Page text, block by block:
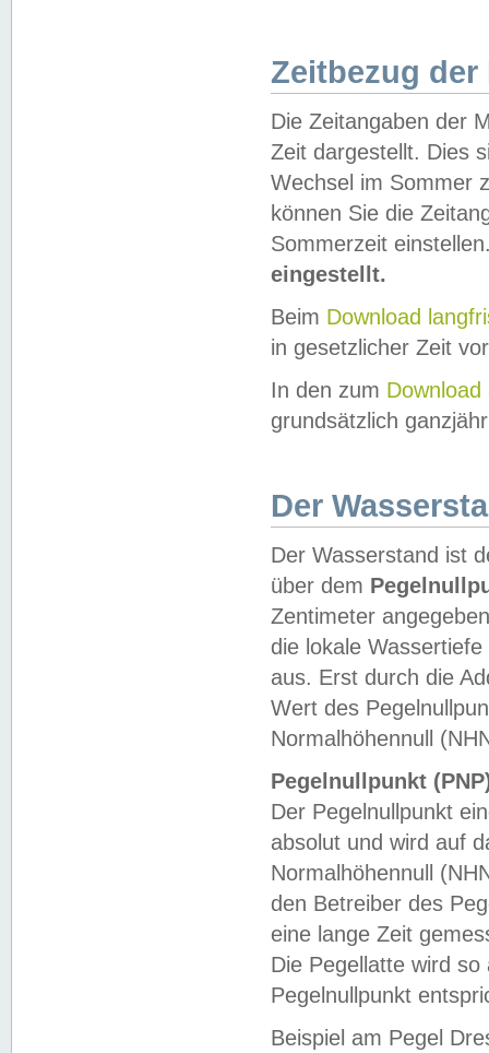
Zeitbezug der
Die Zeitangaben der
Zeit dargestellt. Dies
Wechsel im Sommer
können Sie die
Sommerzeit
eingestellt.
Beim Download
in gesetzlicher Zeit
In den zum Download
grundsätzlich
Der
Der Wasserstand ist
über dem
Zentimeter
die lokale
aus. Erst durch die
Wert des
Normalhöhennull
Pegelnullpunkt
Der Pegelnullpunkt
absolut und wird auf
Normalhöhennull
den Betreiber des
eine lange Zeit
Die Pegellatte wird
Pegelnullpunkt
Beispiel am Pegel